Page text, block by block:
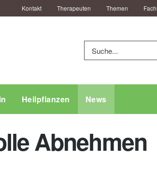
Kontakt Therapeuten Themen
Heilpflanzen News
Abnehmen